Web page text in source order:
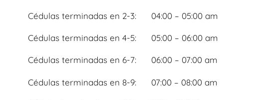
Cédulas terminadas en 2-3: 04:00 – 05:00 am
Cédulas terminadas en 4-5: 05:00 – 06:00 am
Cédulas terminadas en 6-7: 06:00 – 07:00 am
Cédulas terminadas en 8-9: 07:00 – 08:00 am